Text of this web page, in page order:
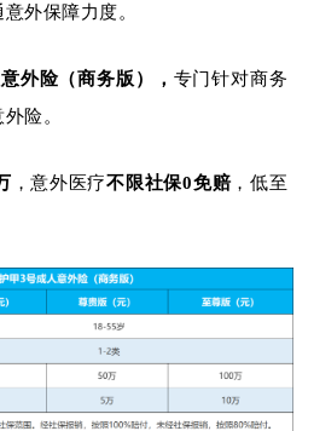
外保障力度。
外险（商务版）， 专门针对商务
险。
，意外医疗不限社保0免赔，低至